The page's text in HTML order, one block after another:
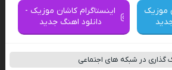
موزیک
اینستاگرام کاشان موزیک -
دانلود اهنگ جدید
گذاری در شبکه های اجتماعی